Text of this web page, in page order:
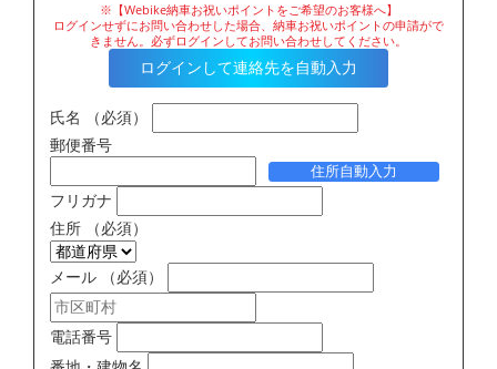
※【Webike納車お祝いポイントをご希望のお客様へ】
ログインせずにお問い合わせした場合、納車お祝いポイントの申請がで
きません。必ずログインしてお問い合わせしてください。
ログインして連絡先を自動入力
氏名
（必須）
郵便番号
住所自動入力
フリガナ
住所
（必須）
メール （必須）
電話番号